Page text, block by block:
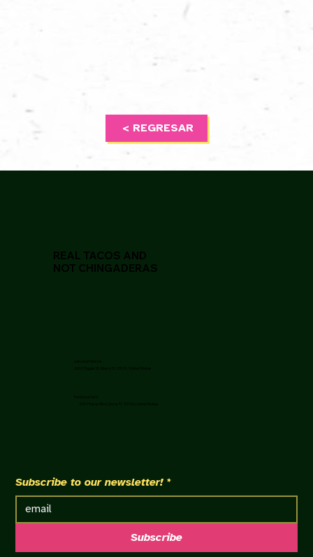
< REGRESAR
Subscribe to our newsletter! *
Subscribe
REAL TACOS AND
NOT CHINGADERAS
200 E Flagler St, Miami, FL 33131, United States
5307 Paseo Blvd, Doral, FL 33166, United States